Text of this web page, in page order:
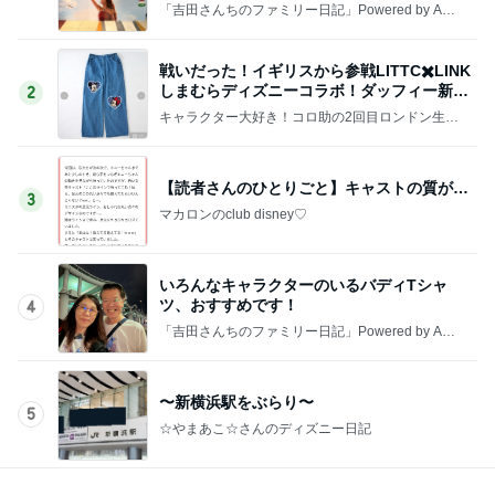
「吉田さんちのファミリー日記」Powered by Ame
2
戦いだった！イギリスから参戦LITTC✖️LINK
しまむらディズニーコラボ！ダッフィー新商
品の話
キャラクター大好き！コロ助の2回目ロンドン生活
3
【読者さんのひとりごと】キャストの質が…
マカロンのclub disney♡
4
いろんなキャラクターのいるバディTシャ
ツ、おすすめです！
「吉田さんちのファミリー日記」Powered by Ame
5
〜新横浜駅をぶらり〜
☆やまあこ☆さんのディズニー日記